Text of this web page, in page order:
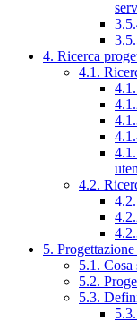
4. Ricerca
4.1.
4.2.
5.
5.1.
5.2.
5.3.